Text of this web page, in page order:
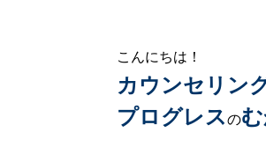
こんにちは！
カウンセリン
プログレスの